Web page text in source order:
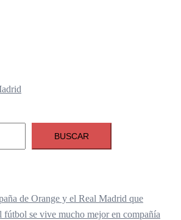
BUSCAR
de Orange y el Real Madrid que
fútbol se vive mucho mejor en compañía